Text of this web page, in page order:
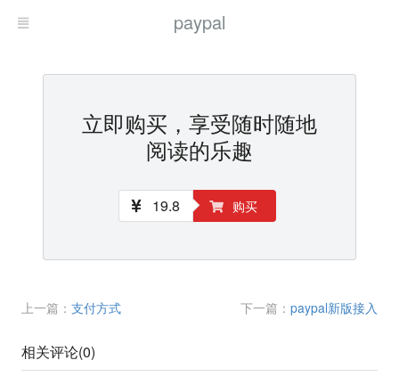
paypal
立即购买，享受随时随地
阅读的乐趣
19.8 购买
上一篇： 支付方式 下一篇： paypal新版接入
相关评论(0)